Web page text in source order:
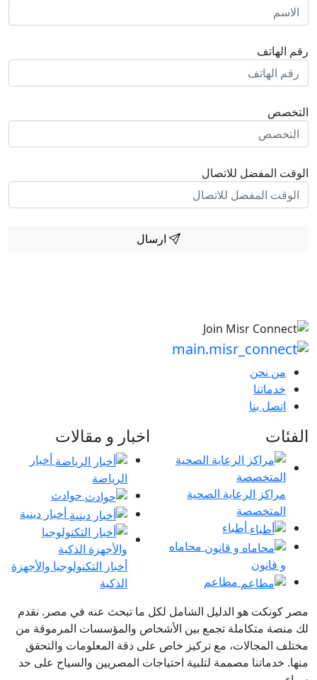
رقم الهاتف
التخصص
الوقت المفضل للاتصال
ارسال
من نحن
خدماتنا
اتصل بنا
الفئات
مراكز الرعاية الصحية
المتخصصة
أطباء
محاماه
و قانون
مطاعم
اخبار و مقالات
أخبار
الرياضة
حوادث
أخبار دينية
أخبار التكنولوجيا والأجهزة
الذكية
مصر كونكت هو الدليل الشامل لكل ما تبحث عنه في مصر. نقدم
لك منصة متكاملة تجمع بين الأشخاص والمؤسسات المرموقة من
مختلف المجالات، مع تركيز خاص على دقة المعلومات والتحقق
منها. خدماتنا مصممة لتلبية احتياجات المصريين والسياح على حد